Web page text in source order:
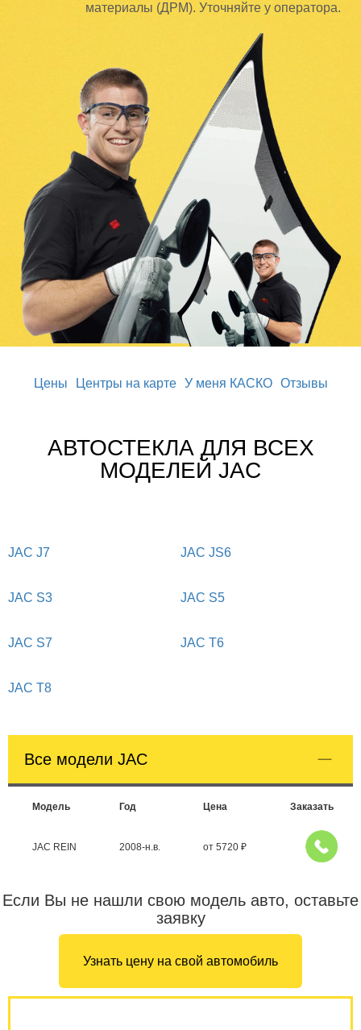
материалы (ДРМ). Уточняйте у оператора.
Цены Центры на карте У меня КАСКО Отзывы
АВТОСТЕКЛА ДЛЯ ВСЕХ
МОДЕЛЕЙ JAC
JAC J7 JAC JS6
JAC S3 JAC S5
JAC S7 JAC T6
JAC T8
Все модели JAC
Модель Год Цена Заказать
JAC REIN 2008-н.в. от 5720 ₽
Если Вы не нашли свою модель авто, оставьте
заявку
Узнать цену на свой автомобиль